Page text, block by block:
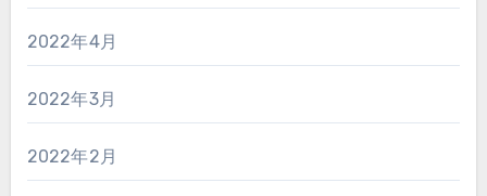
2022年4月
2022年3月
2022年2月